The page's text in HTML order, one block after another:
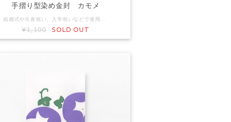
手摺り型染め金封 カモメ
¥1,100 SOLD OUT